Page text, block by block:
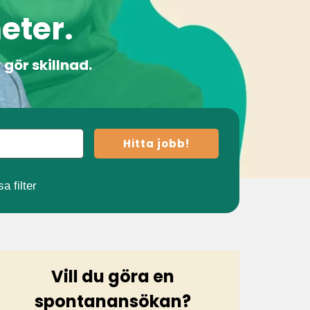
skillnad.
Hitta jobb!
filter
Vill du göra en
spontanansökan?